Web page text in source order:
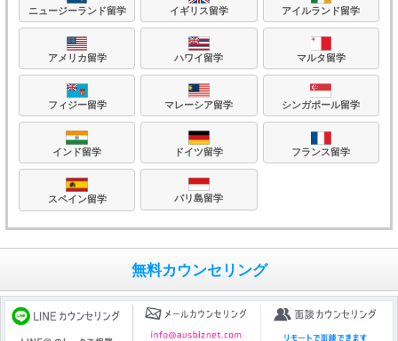
ニュージーランド留学 イギリス留学 アイルランド留学
アメリカ留学 ハワイ留学 マルタ留学
フィジー留学 マレーシア留学 シンガポール留学
インド留学 ドイツ留学 フランス留学
スペイン留学 バリ島留学
無料カウンセリング